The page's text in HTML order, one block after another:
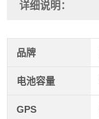
详细说明：
品牌
电池容量
GPS